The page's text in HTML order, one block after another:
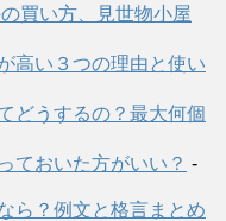
買い方、見世物小屋
高い３つの理由と使い
どうするの？最大何個
ておいた方がいい？ -
ら？例文と格言まとめ